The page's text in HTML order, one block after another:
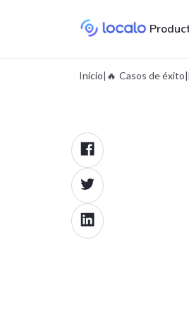
Inicio| 🔥 Casos de éxito|